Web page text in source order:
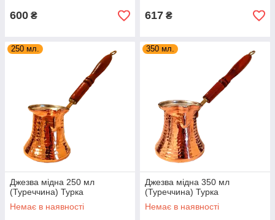
600 ₴ 617 ₴
250 мл.
Джезва мідна 250 мл
(Туреччина) Турка
Немає в наявності
350 мл.
Джезва мідна 350 мл
(Туреччина) Турка
Немає в наявності